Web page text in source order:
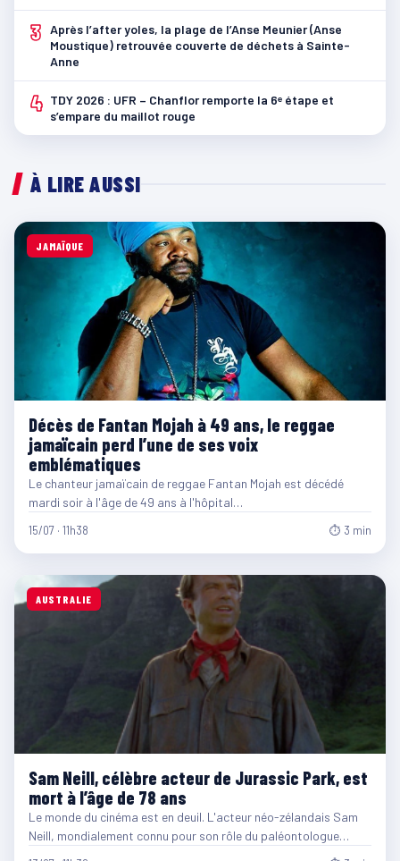
3 Après l’after yoles, la plage de l’Anse Meunier (Anse
Moustique) retrouvée couverte de déchets à Sainte-
Anne
4 TDY 2026 : UFR – Chanflor remporte la 6ᵉ étape et
s’empare du maillot rouge
À LIRE AUSSI
JAMAÏQUE
Décès de Fantan Mojah à 49 ans, le reggae
jamaïcain perd l’une de ses voix
emblématiques
Le chanteur jamaïcain de reggae Fantan Mojah est décédé
mardi soir à l'âge de 49 ans à l'hôpital…
15/07 · 11h38 ⏱ 3 min
AUSTRALIE
Sam Neill, célèbre acteur de Jurassic Park, est
mort à l’âge de 78 ans
Le monde du cinéma est en deuil. L'acteur néo-zélandais Sam
Neill, mondialement connu pour son rôle du paléontologue…